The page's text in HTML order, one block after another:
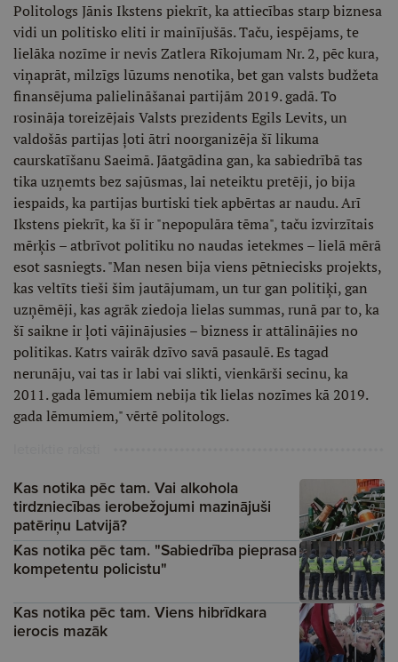
Politologs Jānis Ikstens piekrīt, ka attiecības starp biznesa
vidi un politisko eliti ir mainījušās. Taču, iespējams, te
lielāka nozīme ir nevis Zatlera Rīkojumam Nr. 2, pēc kura,
viņaprāt, milzīgs lūzums nenotika, bet gan valsts budžeta
finansējuma palielināšanai partijām 2019. gadā. To
rosināja toreizējais Valsts prezidents Egils Levits, un
valdošās partijas ļoti ātri noorganizēja šī likuma
caurskatīšanu Saeimā. Jāatgādina gan, ka sabiedrībā tas
tika uzņemts bez sajūsmas, lai neteiktu pretēji, jo bija
iespaids, ka partijas burtiski tiek apbērtas ar naudu. Arī
Ikstens piekrīt, ka šī ir "nepopulāra tēma", taču izvirzītais
mērķis – atbrīvot politiku no naudas ietekmes – lielā mērā
esot sasniegts. "Man nesen bija viens pētniecisks projekts,
kas veltīts tieši šim jautājumam, un tur gan politiķi, gan
uzņēmēji, kas agrāk ziedoja lielas summas, runā par to, ka
šī saikne ir ļoti vājinājusies – bizness ir attālinājies no
politikas. Katrs vairāk dzīvo savā pasaulē. Es tagad
nerunāju, vai tas ir labi vai slikti, vienkārši secinu, ka
2011. gada lēmumiem nebija tik lielas nozīmes kā 2019.
gada lēmumiem," vērtē politologs.
Kas notika pēc tam. Vai alkohola
tirdzniecības ierobežojumi mazinājuši
patēriņu Latvijā?
Kas notika pēc tam. "Sabiedrība pieprasa
kompetentu policistu"
Kas notika pēc tam. Viens hibrīdkara
ierocis mazāk